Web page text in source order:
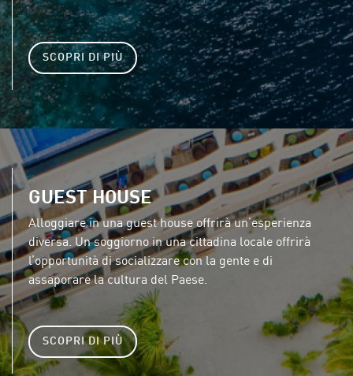
SCOPRI DI PIÙ
GUEST HOUSE
Alloggiare in una guest house offrirà un’esperienza
diversa. Un soggiorno in una cittadina locale offrirà
l’opportunità di socializzare con la gente e di
assaporare la cultura del Paese.
SCOPRI DI PIÙ